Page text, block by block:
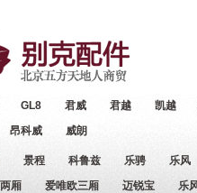
GL8 君威 君越 凯越
昂科威 威朗
景程 科鲁兹 乐骋 乐风
厢
爱唯欧三厢 迈锐宝 乐